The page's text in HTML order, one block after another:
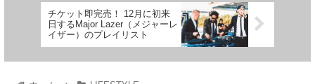
チケット即完売！ 12月に初来
日するMajor Lazer（メジャーレ
イザー）のプレイリスト